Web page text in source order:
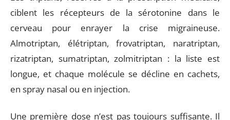
ciblent les récepteurs de la sérotonine dans le
cerveau pour enrayer la crise migraineuse.
Almotriptan, élétriptan, frovatriptan, naratriptan,
rizatriptan, sumatriptan, zolmitriptan : la liste est
longue, et chaque molécule se décline en cachets,
en spray nasal ou en injection.
Une première dose n’est pas toujours suffisante. Il